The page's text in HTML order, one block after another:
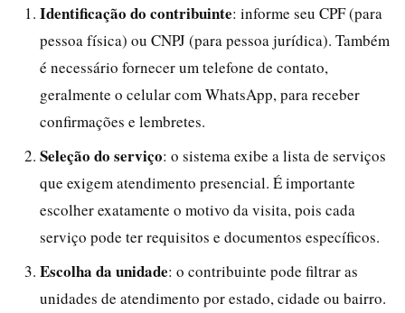
Identificação do contribuinte: informe seu CPF (para
pessoa física) ou CNPJ (para pessoa jurídica). Também
é necessário fornecer um telefone de contato,
geralmente o celular com WhatsApp, para receber
confirmações e lembretes.
Seleção do serviço: o sistema exibe a lista de serviços
que exigem atendimento presencial. É importante
escolher exatamente o motivo da visita, pois cada
serviço pode ter requisitos e documentos específicos.
Escolha da unidade: o contribuinte pode filtrar as
unidades de atendimento por estado, cidade ou bairro.